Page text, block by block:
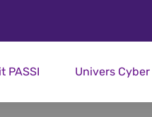
PASSI Univers Cyber